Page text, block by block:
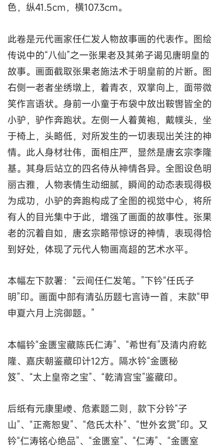
色，纵41.5cm，横107.3cm。
此卷是元代画家任仁发人物故事画的代表作。图绘
传说中的“八仙”之一张果老及其弟子谒见唐明皇的
故事。画面截取张果老施法术于明皇前的片断。图
右侧一老者坐绣墩上，着青衣，双掌向上，面带微
笑作言语状。身前一小童于布袋中放出鞍辔皆全的
小驴，驴作奔跑状。左侧一人着黄袍，戴幞头，坐
于椅上，头略低，对所发生的一切表现出关注的神
情。此人身材壮伟，面相庄严，显然是唐玄宗李隆
基。其身后站立的四名侍从神情各异。全图设色明
丽古雅，人物表情生动细腻，瞬间的动态表现得极
为成功，小驴的奔跑构成了全图的视觉中心，将所
有人的目光集中于此，增强了画面的故事性。张果
老的沉着自如，唐玄宗略带惊讶的神情，表现得恰
到好处，体现了元代人物画高超的艺术水平。
本幅左下款署：“云间任仁发笔。”下钤“任氏子
明”印。画面中部有清弘历题七言诗一首，末款“甲
申夏六月上浣御题。”
本幅钤“金匮宝藏陈氏仁涛”、“希世有”及清内府乾
隆、嘉庆朝鉴藏印计12方。隔水钤“金匮秘
笈”、“太上皇帝之宝”、“乾清宫宝”鉴藏印。
后纸有元康里巙、危素题二则，款下分钤“子
山”、“正斋恕叟”、“危氏太朴”、“世外玄赏”印。又
钤“仁涛铭心绝品”、“金匮室”、“仁涛”、“金匮室